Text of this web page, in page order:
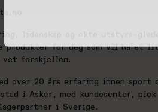
lidenskap og ekte utstyrs-
produkter for deg som vil ha et
vet forskjellen.
over 20 års erfaring innen
i Asker, med kundesenter,
i Sverige.